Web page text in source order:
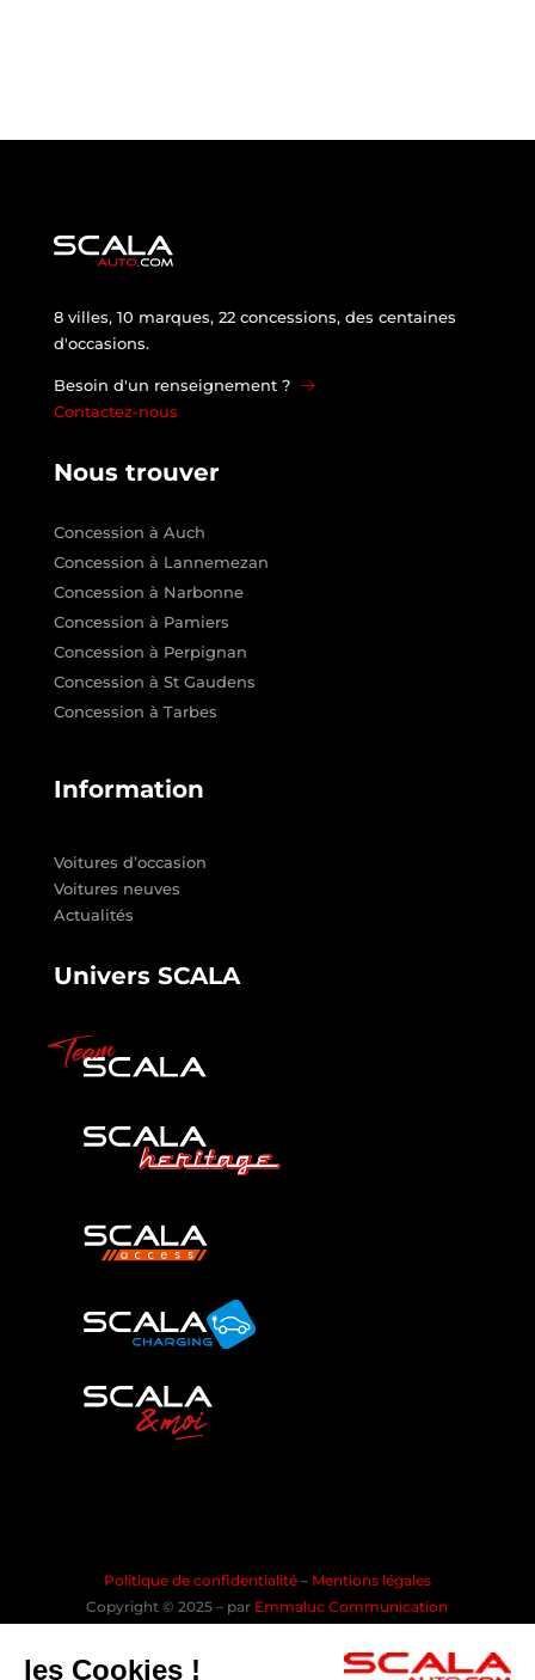
8 villes, 10 marques, 22 concessions, des centaines
d'occasions.
Besoin d'un renseignement ?
Contactez-nous
Nous trouver
Concession à Auch
Concession à Lannemezan
Concession à Narbonne
Concession à Pamiers
Concession à Perpignan
Concession à St Gaudens
Concession à Tarbes
Information
Voitures d’occasion
Voitures neuves
Actualités
Univers SCALA
Politique de confidentialité – Mentions légales
Copyright © 2025 – par Emmaluc Communication
les Cookies !